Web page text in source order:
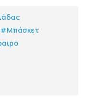
#Μπάσκετ